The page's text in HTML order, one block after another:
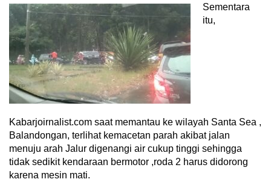
Sementara
itu,
Kabarjoirnalist.com saat memantau ke wilayah Santa Sea ,
Balandongan, terlihat kemacetan parah akibat jalan
menuju arah Jalur digenangi air cukup tinggi sehingga
tidak sedikit kendaraan bermotor ,roda 2 harus didorong
karena mesin mati.